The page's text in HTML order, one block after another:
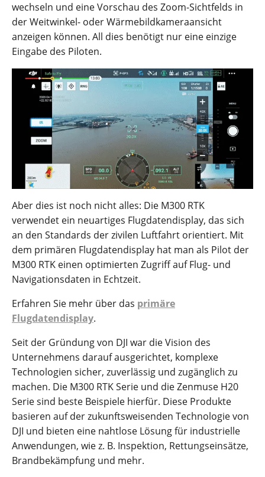
wechseln und eine Vorschau des Zoom-Sichtfelds in
der Weitwinkel- oder Wärmebildkameraansicht
anzeigen können. All dies benötigt nur eine einzige
Eingabe des Piloten.
Aber dies ist noch nicht alles: Die M300 RTK
verwendet ein neuartiges Flugdatendisplay, das sich
an den Standards der zivilen Luftfahrt orientiert. Mit
dem primären Flugdatendisplay hat man als Pilot der
M300 RTK einen optimierten Zugriff auf Flug- und
Navigationsdaten in Echtzeit.
Erfahren Sie mehr über das primäre
Flugdatendisplay.
Seit der Gründung von DJI war die Vision des
Unternehmens darauf ausgerichtet, komplexe
Technologien sicher, zuverlässig und zugänglich zu
machen. Die M300 RTK Serie und die Zenmuse H20
Serie sind beste Beispiele hierfür. Diese Produkte
basieren auf der zukunftsweisenden Technologie von
DJI und bieten eine nahtlose Lösung für industrielle
Anwendungen, wie z. B. Inspektion, Rettungseinsätze,
Brandbekämpfung und mehr.